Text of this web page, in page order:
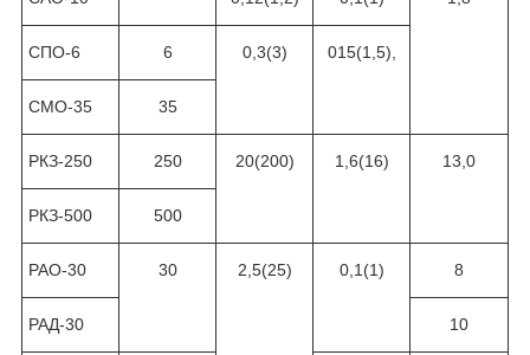
СПО-6 6 0,3(3) 015(1,5),
СМО-35 35
РКЗ-250 250 20(200) 1,6(16) 13,0
РКЗ-500 500
РАО-30 30 2,5(25) 0,1(1) 8
РАД-30 10